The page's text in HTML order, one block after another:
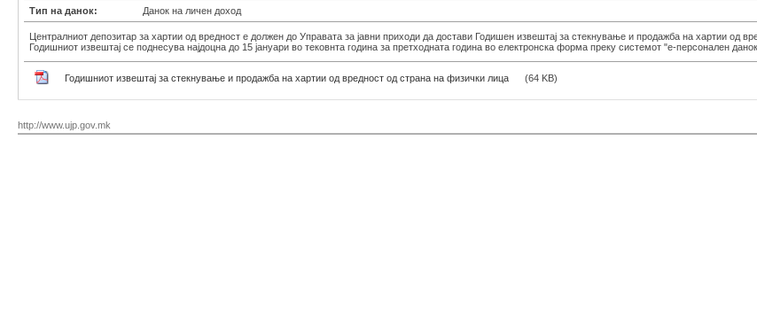
Тип на данок: Данок на личен доход
Централниот депозитар за хартии од вредност е должен до Управата за јавни приходи да достави Годишен извештај за стекнување и продажба на хартии од
Годишниот извештај се поднесува најдоцна до 15 јануари во тековнта година за претходната година во електронска форма преку системот "е-персонален
Годишниот извештај за стекнување и продажба на хартии од вредност од страна на физички лица (64 KB)
http://www.ujp.gov.mk